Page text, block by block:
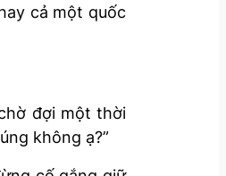
cả một quốc
đợi một thời
không ạ?”